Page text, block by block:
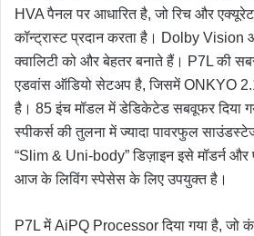
HVA पैनल पर आधारित है, जो रिच और
कॉन्ट्रास्ट प्रदान करता है। Dolby
क्वालिटी को और बेहतर बनाते हैं। P7L की
एडवांस ऑडियो सेटअप है, जिसमें ONKYO
है। 85 इंच मॉडल में डेडिकेटेड सबवूफर दिया
स्पीकर्स की तुलना में ज्यादा पावरफुल
“Slim & Uni-body” डिज़ाइन इसे मॉडर्न और
आज के लिविंग स्पेसेस के लिए उपयुक्त है।
P7L में AiPQ Processor दिया गया है, जो